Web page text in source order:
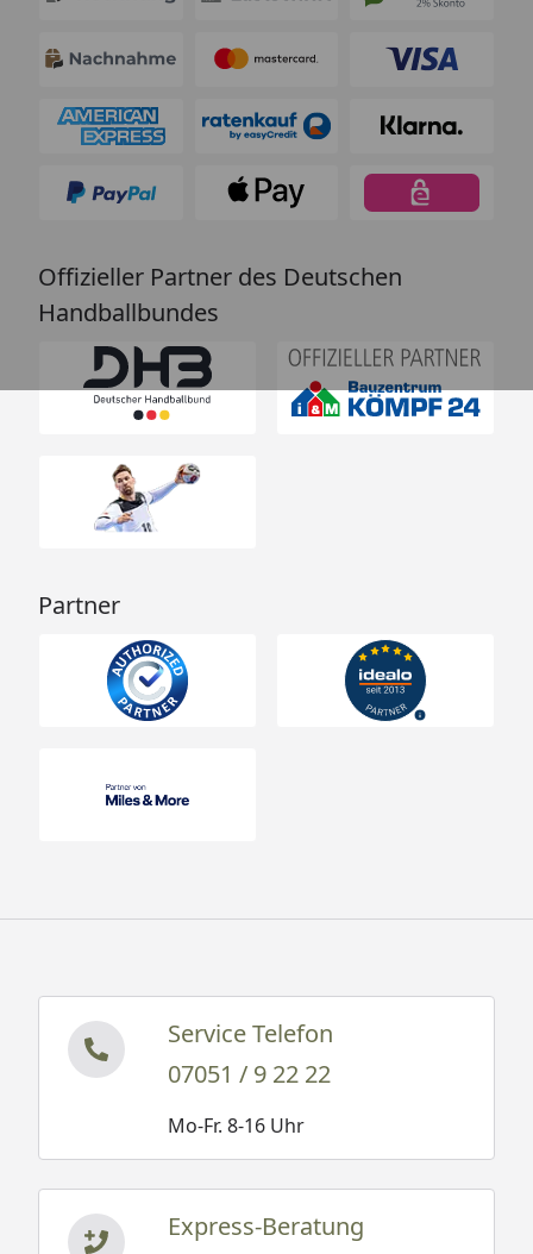
Offizieller Partner des Deutschen
Handballbundes
Partner
Service Telefon
07051 / 9 22 22
Mo-Fr. 8-16 Uhr
Express-Beratung